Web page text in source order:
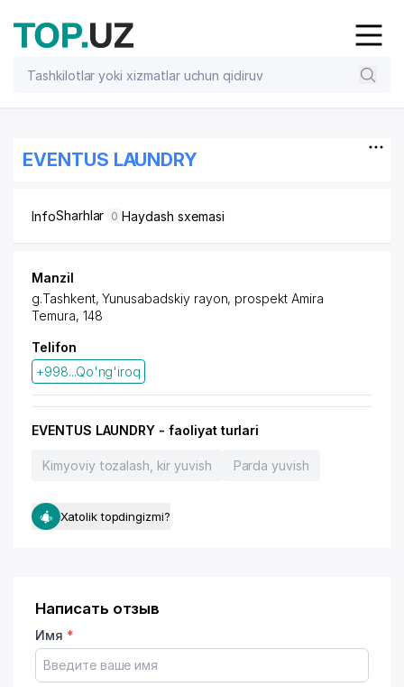
EVENTUS LAUNDRY
InfoSharhlar 0 Haydash sxemasi
Manzil
g.Tashkent,Yunusabadskiy rayon, prospekt Amira
Temura, 148
Telifon
+998...Qo'ng'iroq
EVENTUS LAUNDRY - faoliyat turlari
Kimyoviy tozalash, kir yuvish Parda yuvish
Xatolik topdingizmi?
Написать отзыв
Имя *